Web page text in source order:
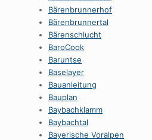
Bärenbrunnerhof
Bärenbrunnertal
Bärenschlucht
BaroCook
Baruntse
Baselayer
Bauanleitung
Bauplan
Baybachklamm
Baybachtal
Bayerische Voralpen